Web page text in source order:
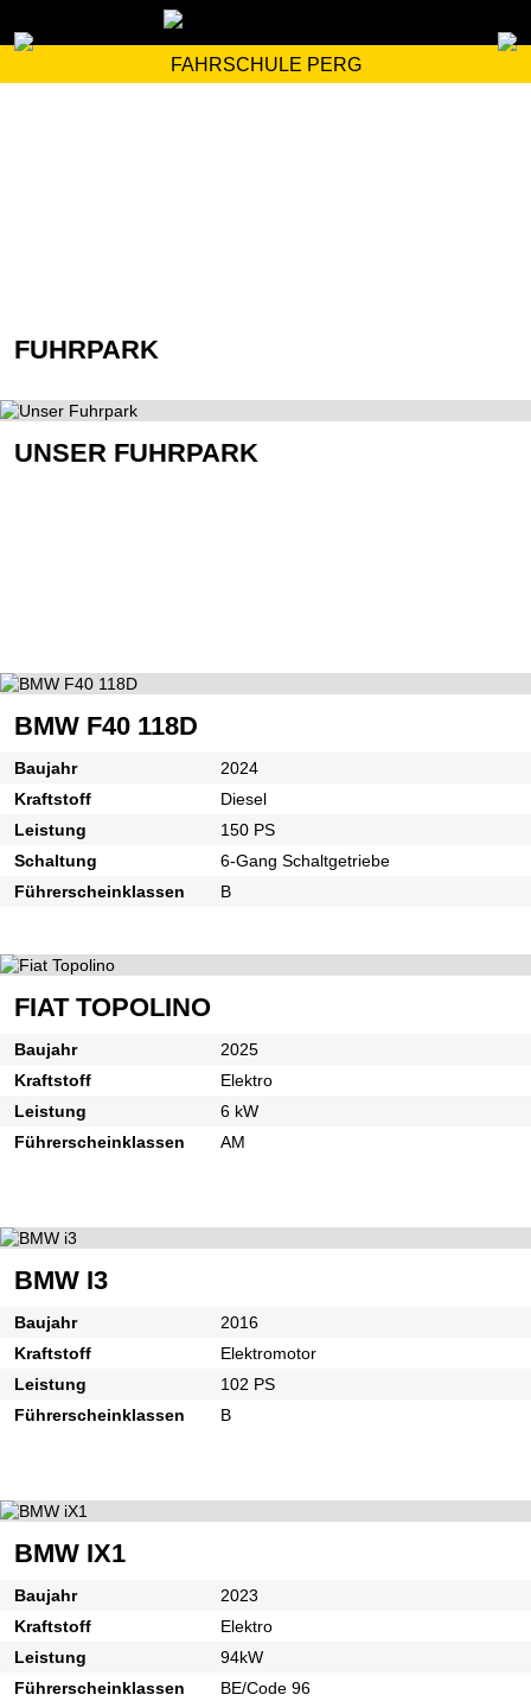
FAHRSCHULE PERG
FUHRPARK
UNSER FUHRPARK
BMW F40 118D
Baujahr
2024
Kraftstoff
Diesel
Leistung
150 PS
Schaltung
6-Gang Schaltgetriebe
Führerscheinklassen
B
FIAT TOPOLINO
Baujahr
2025
Kraftstoff
Elektro
Leistung
6 kW
Führerscheinklassen
AM
BMW I3
Baujahr
2016
Kraftstoff
Elektromotor
Leistung
102 PS
Führerscheinklassen
B
BMW IX1
Baujahr
2023
Kraftstoff
Elektro
Leistung
94kW
Führerscheinklassen
BE/Code 96